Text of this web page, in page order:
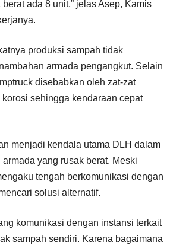
ada 8 unit,” jelas Asep, Kamis
produksi sampah tidak
armada pengangkut. Selain
disebabkan oleh zat-zat
sehingga kendaraan cepat
menjadi kendala utama DLH dalam
yang rusak berat. Meski
tengah berkomunikasi dengan
solusi alternatif.
komunikasi dengan instansi terkait
sampah sendiri. Karena bagaimana